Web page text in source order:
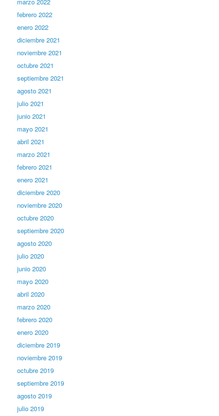
febrero 2022
enero 2022
diciembre 2021
noviembre 2021
octubre 2021
septiembre 2021
agosto 2021
julio 2021
junio 2021
mayo 2021
abril 2021
marzo 2021
febrero 2021
enero 2021
diciembre 2020
noviembre 2020
octubre 2020
septiembre 2020
agosto 2020
julio 2020
junio 2020
mayo 2020
abril 2020
marzo 2020
febrero 2020
enero 2020
diciembre 2019
noviembre 2019
octubre 2019
septiembre 2019
agosto 2019
julio 2019